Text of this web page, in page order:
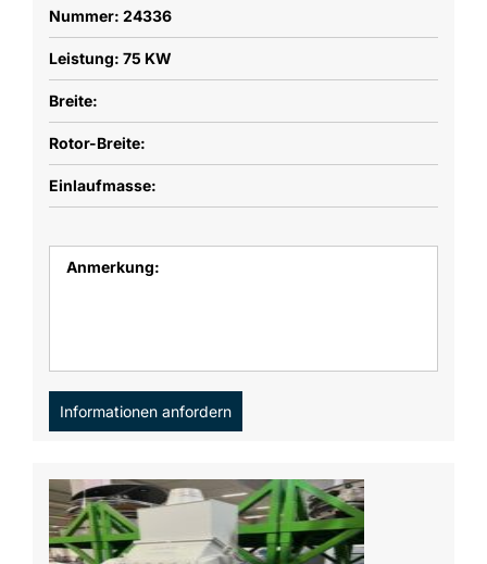
Nummer: 24336
Leistung: 75 KW
Breite:
Rotor-Breite:
Einlaufmasse:
Anmerkung:
Informationen anfordern